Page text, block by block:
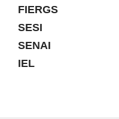
FIERGS
SESI
SENAI
IEL